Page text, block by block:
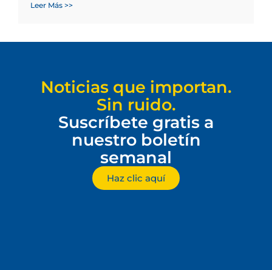
Leer Más >>
Noticias que importan.
Sin ruido.
Suscríbete gratis a
nuestro boletín
semanal
Haz clic aquí